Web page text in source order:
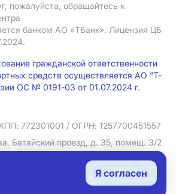
пожалуйста, обращайтесь к
банком АO «ТБанк». Лицензия ЦБ
гражданской ответственности
средств осуществляется АО "Т-
ОС № 0191-03 от 01.07.2024 г.
772301001 / ОГРН: 1257700451557
Батайский проезд, д. 35, помещ. 3/2
обработки персональных данных
рассылку
Я согласен